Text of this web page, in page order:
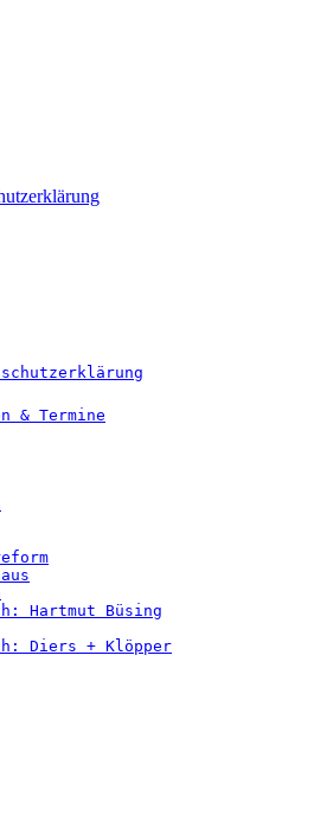
& Termine
Hartmut Büsing
Diers + Klöpper